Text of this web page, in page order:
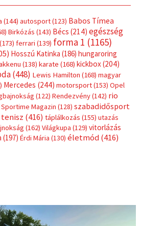
(144) autosport(123) Babos Tímea
Birkózás (143) Bécs (214) egészség
(173) ferrari (139) forma 1 (1165)
Hosszú Katinka (186) hungaroring
(138) karate (168) kickbox(204)
(448) Lewis Hamilton (168) magyar
Mercedes (244) motorsport(153) Opel
(122) Rendezvény(142) rio
Sportime Magazin (128) szabadidősport
tenisz (416) táplálkozás (155) utazás
(162) Világkupa (129) vitorlázás
(197) Érdi Mária (130) életmód(416)